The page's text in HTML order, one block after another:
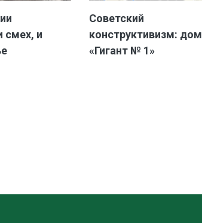
смех, и
Советский
конструктивизм: дом
«Гигант № 1»